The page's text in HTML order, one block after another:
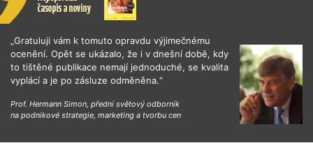
„Gratuluji vám k tomuto opravdu výjimečnému
ocenění. Opět se ukázalo, že i v dnešní době, kdy
to tištěné publikace nemají jednoduché, se kvalita
vyplácí a je po zásluze odměněna.“
Prof. Hermann Simon, přední světový odborník
na podnikové strategie, marketing a tvorbu cen